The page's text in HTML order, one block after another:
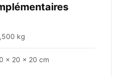
kg
× 20 × 20 cm